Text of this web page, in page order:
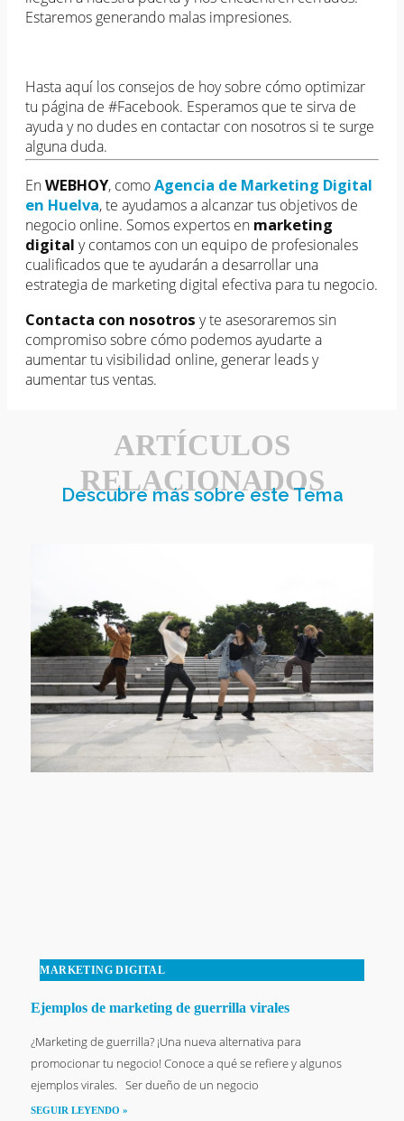
Estaremos generando malas impresiones.
Hasta aquí los consejos de hoy sobre cómo optimizar
tu página de #Facebook. Esperamos que te sirva de
ayuda y no dudes en contactar con nosotros si te surge
alguna duda.
EnWEBHOY, comoAgencia de Marketing Digital
en Huelva, te ayudamos a alcanzar tus objetivos de
negocio online. Somos expertos en marketing
digital y contamos con un equipo de profesionales
cualificados que te ayudarán a desarrollar una
estrategia de marketing digital efectiva para tu negocio.
Contacta con nosotros y te asesoraremos sin
compromiso sobre cómo podemos ayudarte a
aumentar tu visibilidad online, generar leads y
aumentar tus ventas.
ARTÍCULOS
RELACIONADOS
Descubre más sobre este Tema
MARKETING DIGITAL
Ejemplos de marketing de guerrilla virales
¿Marketing de guerrilla? ¡Una nueva alternativa para
promocionar tu negocio! Conoce a qué se refiere y algunos
ejemplos virales. Ser dueño de un negocio
SEGUIR LEYENDO »